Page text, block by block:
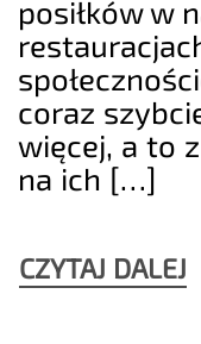
posiłków w
coraz
więcej, a to
na ich […]
CZYTAJ DALEJ